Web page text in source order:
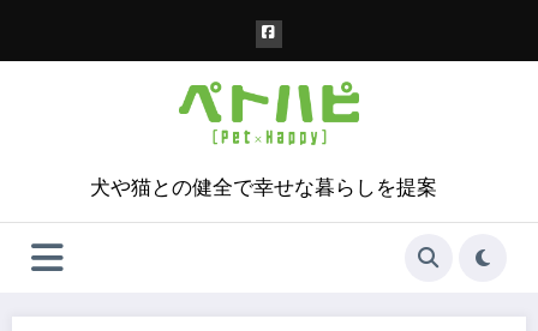
犬や猫との健全で幸せな暮らしを提案